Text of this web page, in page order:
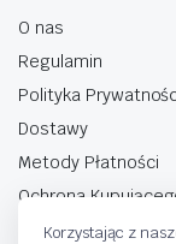
O nas
Regulamin
Polityka
Dostawy
Metody Płatności
Ochrona
Korzystając z